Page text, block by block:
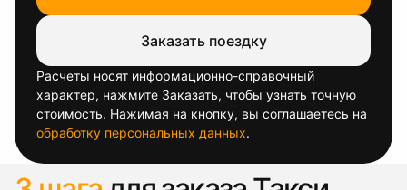
Заказать поездку
Расчеты носят информационно-справочный
характер, нажмите Заказать, чтобы узнать точную
стоимость. Нажимая на кнопку, вы соглашаетесь на
обработку персональных данных.